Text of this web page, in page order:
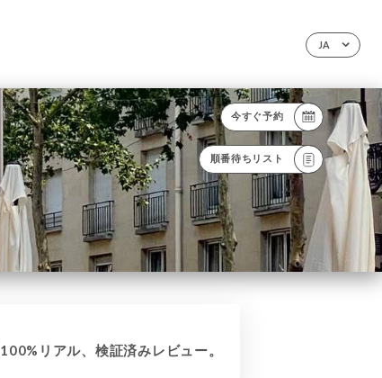
JA
今すぐ予約
順番待ちリスト
100%リアル、検証済みレビュー。